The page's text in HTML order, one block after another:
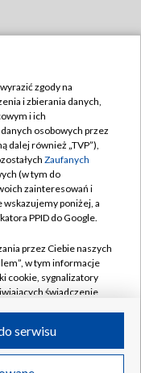
w likwidacji
zgody na
i zbierania danych,
i ich
osobowych przez
dalej również „TVP”),
Zaufanych
(w tym do
zainteresowań i
poniżej, a
PPID do Google.
przez Ciebie naszych
w tym informacje
cookie, sygnalizatory
świadczenie
przez Ciebie
serwisu